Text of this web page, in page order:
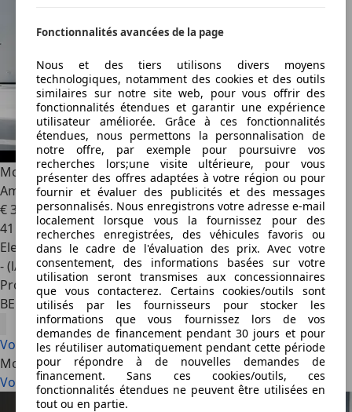
Fonctionnalités avancées de la page
Nous et des tiers utilisons divers moyens
technologiques, notamment des cookies et des outils
similaires sur notre site web, pour vous offrir des
fonctionnalités étendues et garantir une expérience
utilisateur améliorée. Grâce à ces fonctionnalités
étendues, nous permettons la personnalisation de
notre offre, par exemple pour poursuivre vos
recherches lors;une visite ultérieure, pour vous
présenter des offres adaptées à votre région ou pour
fournir et évaluer des publicités et des messages
personnalisés. Nous enregistrons votre adresse e-mail
localement lorsque vous la fournissez pour des
recherches enregistrées, des véhicules favoris ou
dans le cadre de l'évaluation des prix. Avec votre
consentement, des informations basées sur votre
utilisation seront transmises aux concessionnaires
que vous contacterez. Certains cookies/outils sont
utilisés par les fournisseurs pour stocker les
informations que vous fournissez lors de vos
demandes de financement pendant 30 jours et pour
les réutiliser automatiquement pendant cette période
pour répondre à de nouvelles demandes de
financement. Sans ces cookies/outils, ces
fonctionnalités étendues ne peuvent être utilisées en
tout ou en partie.
McLaren ArturaSpider McLaren Artura Spider – Elite
Amaranth Re
€ 320 6501
41 km
Electrique/Essence
- (l/100 km)
Professionnel
BE 1410
Voir tout
McLaren: Articles les plus récents
Voir tout